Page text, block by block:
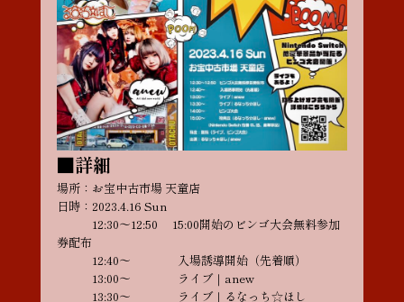
■詳細
場所：お宝中古市場 天童店
日時：2023.4.16 Sun
12:30〜12:50 15:00開始のビンゴ大会無料参加
券配布
12:40〜 入場誘導開始（先着順）
13:00〜 ライブ｜anew
13:30〜 ライブ｜るなっち☆ほし